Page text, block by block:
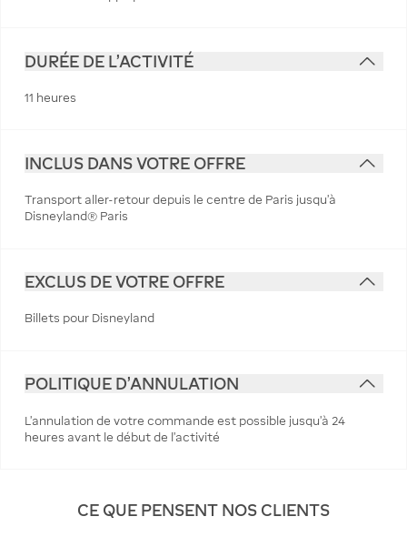
DURÉE DE L'ACTIVITÉ
11 heures
INCLUS DANS VOTRE OFFRE
Transport aller-retour depuis le centre de Paris jusqu'à
Disneyland® Paris
EXCLUS DE VOTRE OFFRE
Billets pour Disneyland
POLITIQUE D'ANNULATION
L’annulation de votre commande est possible jusqu’à 24
heures avant le début de l’activité
CE QUE PENSENT NOS CLIENTS